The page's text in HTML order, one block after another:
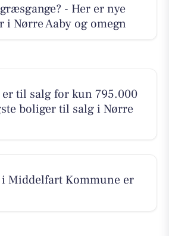
- Her er nye
Nørre Aaby og omegn
er til salg for kun 795.000
boliger til salg i Nørre
Middelfart Kommune er